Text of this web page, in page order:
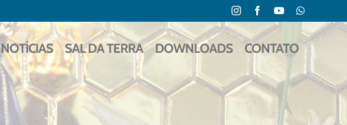
InstagramFacebookYouTubeWhatsApp
NOTÍCIAS SAL DA TERRA DOWNLOADS CONTATO